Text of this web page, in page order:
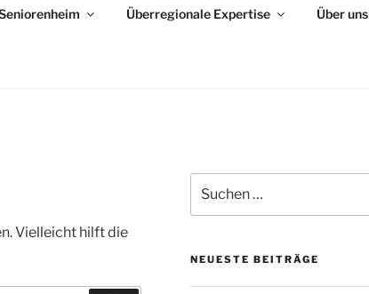
Überregionale Expertise Über uns
Vielleicht hilft die
nach:
NEUESTE BEITRÄGE